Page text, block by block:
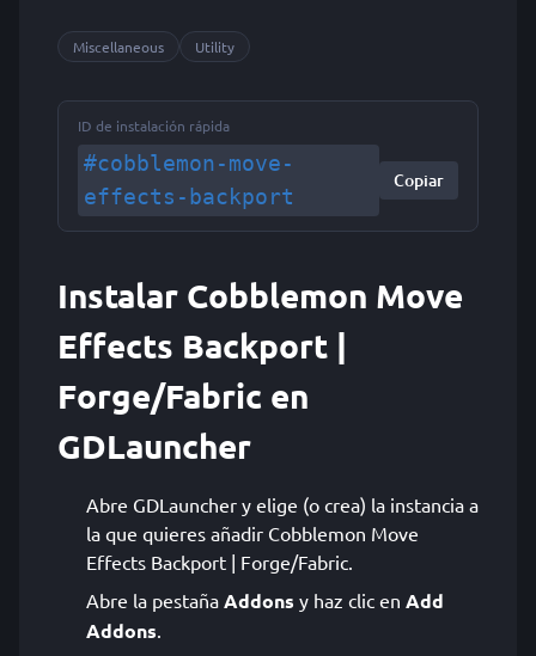
Miscellaneous Utility
ID de instalación rápida
#cobblemon-move-
effects-backport
Copiar
Instalar Cobblemon Move
Effects Backport |
Forge/Fabric en
GDLauncher
Abre GDLauncher y elige (o crea) la instancia a
la que quieres añadir Cobblemon Move
Effects Backport | Forge/Fabric.
Abre la pestaña Addons y haz clic en Add
Addons.